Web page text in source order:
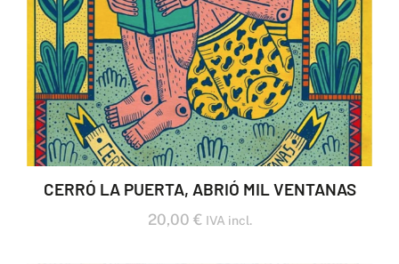
CERRÓ LA PUERTA, ABRIÓ MIL VENTANAS
20,00 € IVA incl.